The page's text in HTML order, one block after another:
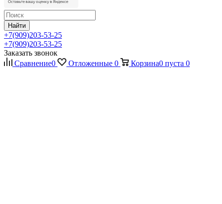
Найти
+7(909)203-53-25
+7(909)203-53-25
Заказать звонок
Сравнение0 Отложенные 0 Корзина0 пуста 0